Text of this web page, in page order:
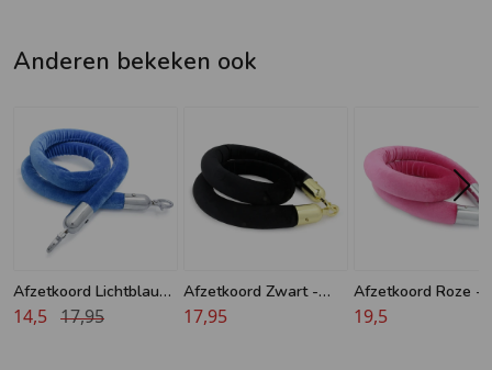
Anderen bekeken ook
Afzetkoord Lichtblauw
- Velours - 32 mm -
14,5 17,95
Afzetkoord Zwart -
Velours - 32 mm -
17,95
Afzetkoord Roze -
Velours - 40 mm -
19,5